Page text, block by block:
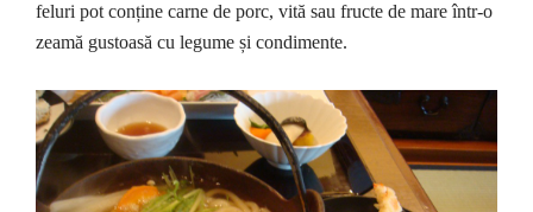
feluri pot conține carne de porc, vită sau fructe de mare într-o
zeamă gustoasă cu legume și condimente.